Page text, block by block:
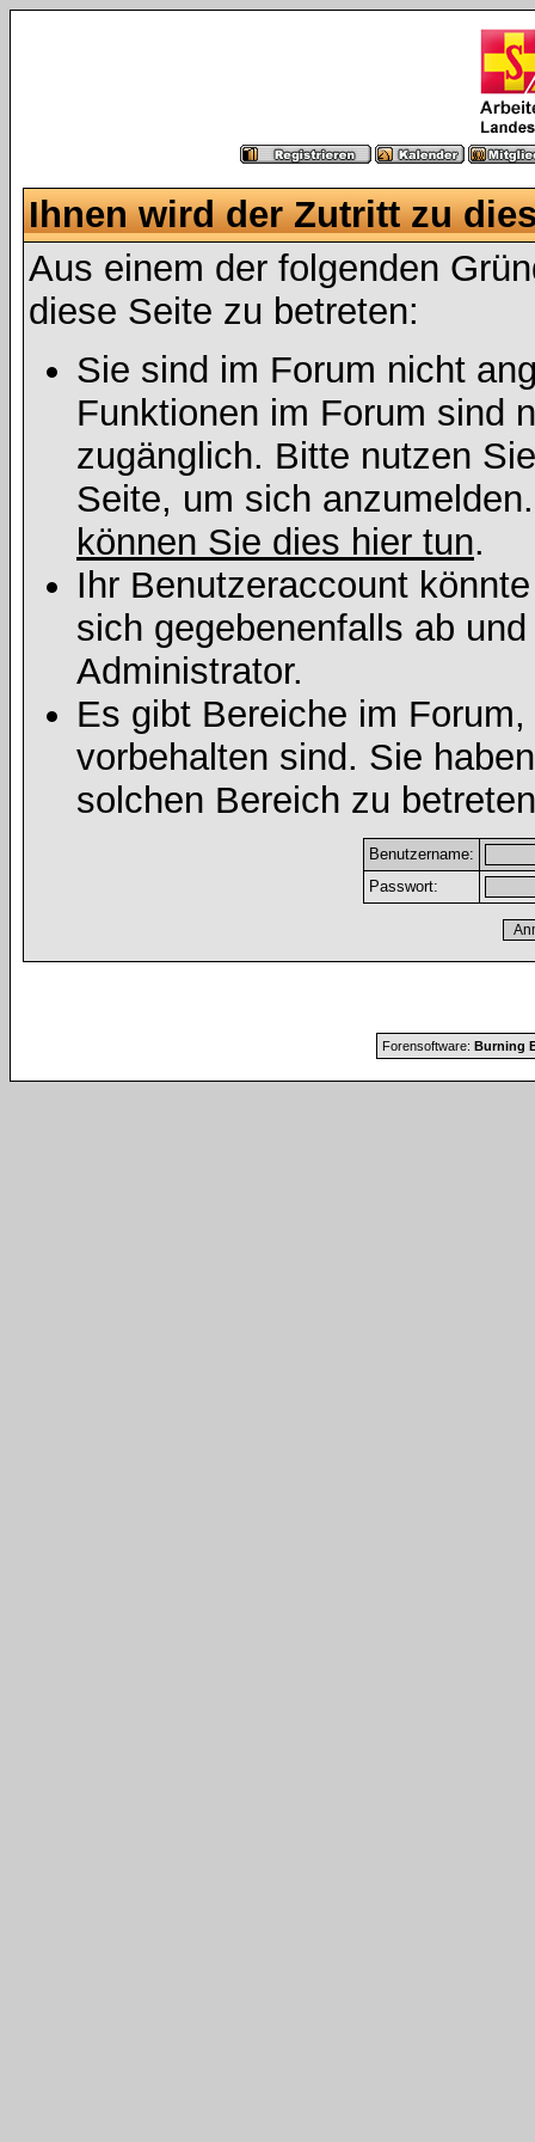
Ihnen wird der Zutritt zu
Aus einem der folgenden
diese Seite zu betreten:
Sie sind im Forum nicht
Funktionen im Forum sind
zugänglich. Bitte nutzen
Seite, um sich
können Sie dies hier tun.
Ihr Benutzeraccount
sich gegebenenfalls ab
Administrator.
Es gibt Bereiche im
vorbehalten sind. Sie
solchen Bereich zu
Benutzername:
Passwort:
Forensoftware: Burning